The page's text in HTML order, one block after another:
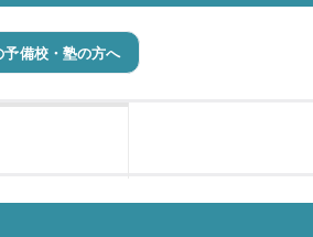
予備校・塾の方へ